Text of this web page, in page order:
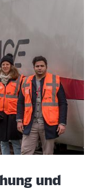
und